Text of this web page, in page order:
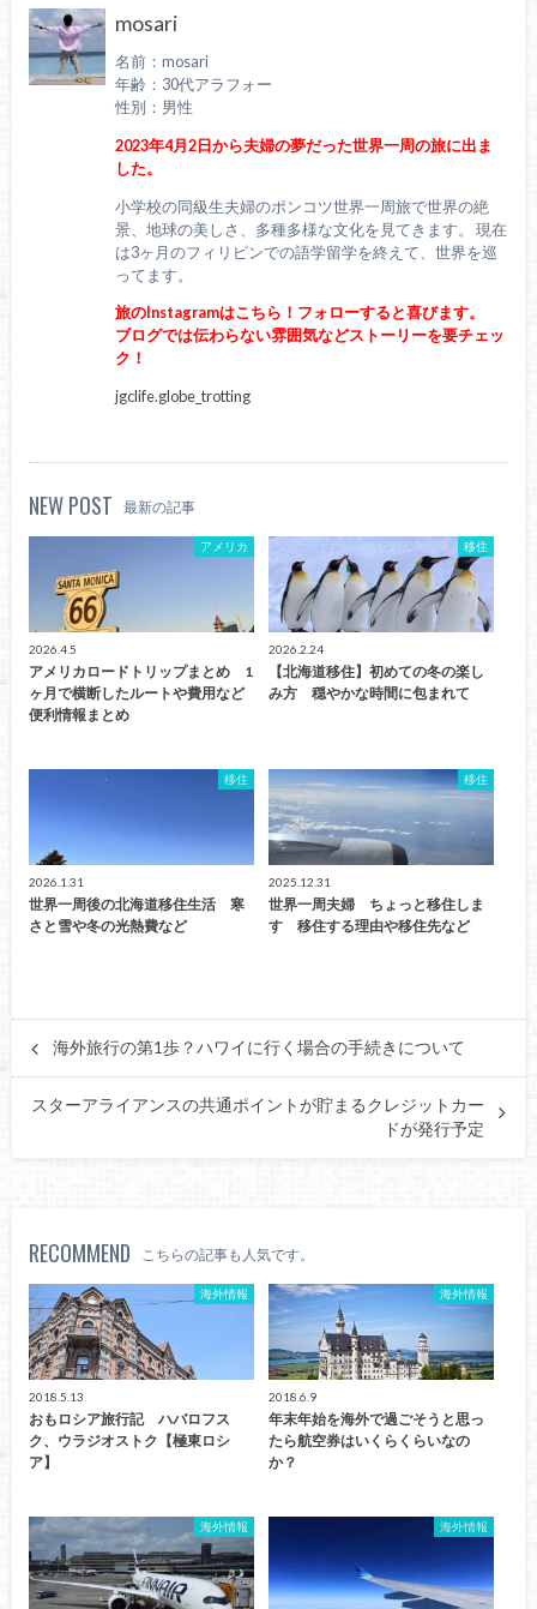
mosari
名前：mosari
年齢：30代アラフォー
性別：男性
2023年4月2日から夫婦の夢だった世界一周の旅に出ま
した。
小学校の同級生夫婦のポンコツ世界一周旅で世界の絶
景、地球の美しさ、多種多様な文化を見てきます。 現在
は3ヶ月のフィリピンでの語学留学を終えて、世界を巡
ってます。
旅のInstagramはこちら！フォローすると喜びます。
ブログでは伝わらない雰囲気などストーリーを要チェッ
ク！
jgclife.globe_trotting
NEW POST 最新の記事
アメリカ
2026.4.5
アメリカロードトリップまとめ 1
ヶ月で横断したルートや費用など
便利情報まとめ
移住
2026.2.24
【北海道移住】初めての冬の楽し
み方 穏やかな時間に包まれて
移住
2026.1.31
世界一周後の北海道移住生活 寒
さと雪や冬の光熱費など
移住
2025.12.31
世界一周夫婦 ちょっと移住しま
す 移住する理由や移住先など
海外旅行の第1歩？ハワイに行く場合の手続きについて
スターアライアンスの共通ポイントが貯まるクレジットカー
ドが発行予定
RECOMMEND こちらの記事も人気です。
海外情報
2018.5.13
おもロシア旅行記 ハバロフス
ク、ウラジオストク【極東ロシ
ア】
海外情報
2018.6.9
年末年始を海外で過ごそうと思っ
たら航空券はいくらくらいなの
か？
海外情報 海外情報